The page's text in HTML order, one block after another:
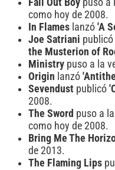
Fall Out Boy puso a
como hoy de 2008.
In Flames lanzó 'A
Joe Satriani publicó
the Musterion of
Ministry puso a la
Origin lanzó
Sevendust publicó
2008.
The Sword puso a
como hoy de 2008.
Bring Me The
de 2013.
The Flaming Lips